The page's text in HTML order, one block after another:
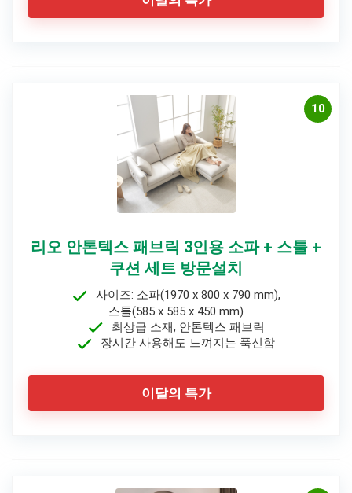
10
리오 안톤텍스 패브릭 3인용 소파 + 스툴 +
쿠션 세트 방문설치
사이즈: 소파(1970 x 800 x 790 mm),
스툴(585 x 585 x 450 mm)
최상급 소재, 안톤텍스 패브릭
장시간 사용해도 느껴지는 푹신함
이달의 특가